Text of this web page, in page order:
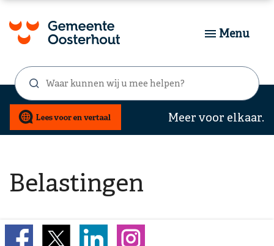
Zoekformulier
Waar
kunnen
wij
u
mee
Menu
Meer voor elkaar.
Belastingen